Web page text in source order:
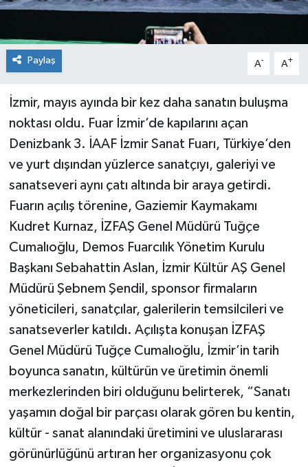
Paylaş A- A+
İzmir, mayıs ayında bir kez daha sanatın buluşma
noktası oldu. Fuar İzmir’de kapılarını açan
Denizbank 3. İAAF İzmir Sanat Fuarı, Türkiye’den
ve yurt dışından yüzlerce sanatçıyı, galeriyi ve
sanatseveri aynı çatı altında bir araya getirdi.
Fuarın açılış törenine, Gaziemir Kaymakamı
Kudret Kurnaz, İZFAŞ Genel Müdürü Tuğçe
Cumalıoğlu, Demos Fuarcılık Yönetim Kurulu
Başkanı Sebahattin Aslan, İzmir Kültür AŞ Genel
Müdürü Şebnem Şendil, sponsor firmaların
yöneticileri, sanatçılar, galerilerin temsilcileri ve
sanatseverler katıldı. Açılışta konuşan İZFAŞ
Genel Müdürü Tuğçe Cumalıoğlu, İzmir’in tarih
boyunca sanatın, kültürün ve üretimin önemli
merkezlerinden biri olduğunu belirterek, “Sanatı
yaşamın doğal bir parçası olarak gören bu kentin,
kültür - sanat alanındaki üretimini ve uluslararası
görünürlüğünü artıran her organizasyonu çok